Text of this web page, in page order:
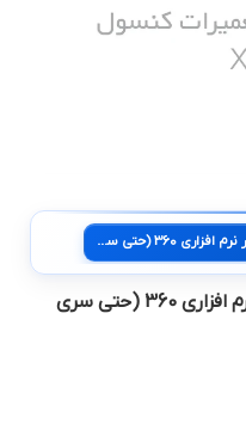
بسته آموزشی XBOX – کپی خور نرم افزاری 360 (حتی سری وینچستر)
بسته آموزشی XBOX – کپی خور نرم افزاری 360 (حتی سری